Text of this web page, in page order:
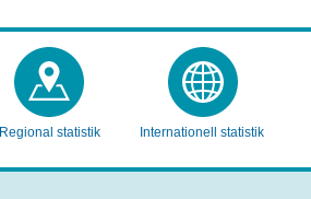
Regional statistik Internationell statistik